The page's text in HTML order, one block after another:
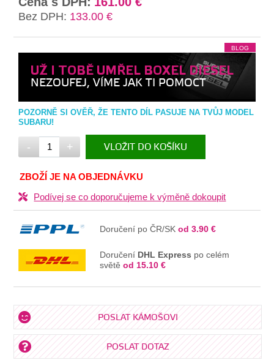
Bez DPH: 133.00 €
BLOG
UŽ I TOBĚ UMŘEL BOXEL DIESEL
NEZOUFEJ, VÍME JAK TI POMOCT
POZORNĚ SI OVĚŘ, ŽE TENTO DÍL PASUJE NA TVŮJ MODEL
SUBARU!
- + VLOŽIT DO KOŠÍKU
V KOŠÍKU
ZBOŽÍ JE NA OBJEDNÁVKU
Podívej se co doporučujeme k výměně dokoupit
Doručení po ČR/SKod 3.90 €
Doručení DHL Express po celém
světěod 15.10 €
POSLAT KÁMOŠOVI
POSLAT DOTAZ